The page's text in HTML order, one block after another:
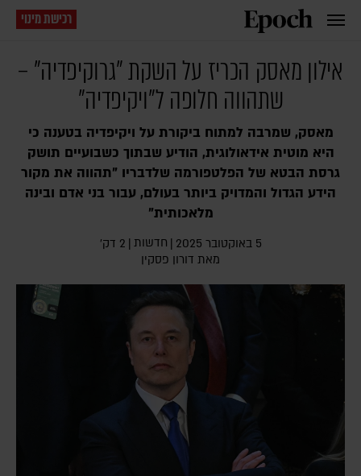
רכישת מינוי
אילון מאסק הכריז על השקת "גרוקיפדיה" –
שתהווה חלופה ל"ויקיפדיה"
מאסק, שמרבה למתוח ביקורת על ויקיפדיה בטענה כי
היא מוטית אידאולוגית, הודיע שבתוך כשבועיים תושק
גרסת הבטא של הפלטפורמה שלדבריו "תהווה את מקור
הידע הגדול והמדויק ביותר בעולם, עבור בני אדם ובינה
מלאכותית"
5 באוקטובר 2025 | חדשות | 2 דק׳
מאת דורון פסקין